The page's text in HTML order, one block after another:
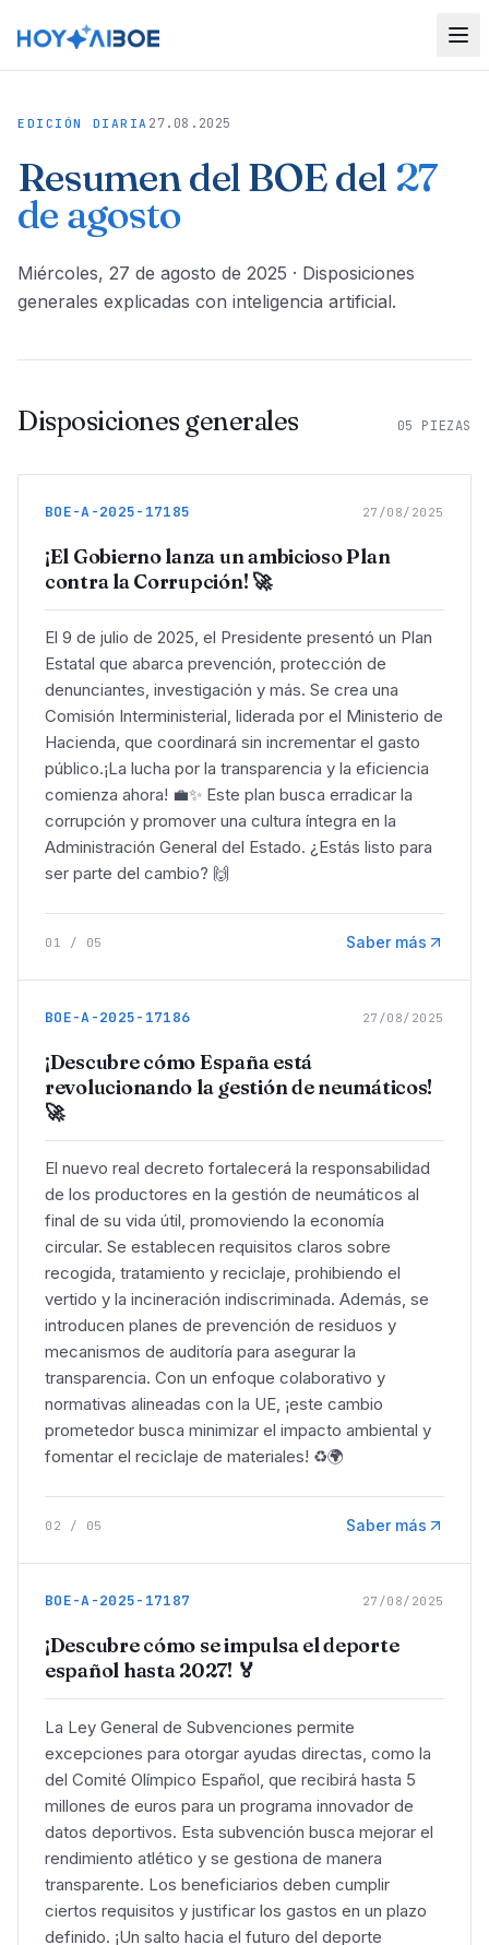
EDICIÓN DIARIA 27.08.2025
Resumen del BOE del 27
de agosto
miércoles, 27 de agosto de 2025 · Disposiciones
generales explicadas con inteligencia artificial.
Disposiciones generales 05 PIEZAS
BOE-A-2025-17185 27/08/2025
¡El Gobierno lanza un ambicioso Plan
contra la Corrupción! 🚀
El 9 de julio de 2025, el Presidente presentó un Plan
Estatal que abarca prevención, protección de
denunciantes, investigación y más. Se crea una
Comisión Interministerial, liderada por el Ministerio de
Hacienda, que coordinará sin incrementar el gasto
público.¡La lucha por la transparencia y la eficiencia
comienza ahora! 💼✨ Este plan busca erradicar la
corrupción y promover una cultura íntegra en la
Administración General del Estado. ¿Estás listo para
ser parte del cambio? 🙌
01 / 05 Saber más
BOE-A-2025-17186 27/08/2025
¡Descubre cómo España está
revolucionando la gestión de neumáticos!
🚀
El nuevo real decreto fortalecerá la responsabilidad
de los productores en la gestión de neumáticos al
final de su vida útil, promoviendo la economía
circular. Se establecen requisitos claros sobre
recogida, tratamiento y reciclaje, prohibiendo el
vertido y la incineración indiscriminada. Además, se
introducen planes de prevención de residuos y
mecanismos de auditoría para asegurar la
transparencia. Con un enfoque colaborativo y
normativas alineadas con la UE, ¡este cambio
prometedor busca minimizar el impacto ambiental y
fomentar el reciclaje de materiales! ♻️🌍
02 / 05 Saber más
BOE-A-2025-17187 27/08/2025
¡Descubre cómo se impulsa el deporte
español hasta 2027! 🏅
La Ley General de Subvenciones permite
excepciones para otorgar ayudas directas, como la
del Comité Olímpico Español, que recibirá hasta 5
millones de euros para un programa innovador de
datos deportivos. Esta subvención busca mejorar el
rendimiento atlético y se gestiona de manera
transparente. Los beneficiarios deben cumplir
ciertos requisitos y justificar los gastos en un plazo
definido. ¡Un salto hacia el futuro del deporte